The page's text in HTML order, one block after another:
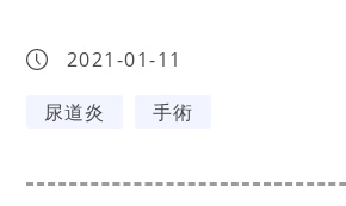
2021-01-11
尿道炎
手術